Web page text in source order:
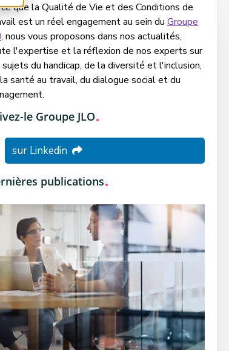
que la Qualité de Vie et des Conditions de
est un réel engagement au sein du Groupe
, nous vous proposons dans nos actualités,
l'expertise et la réflexion de nos experts sur
du handicap, de la diversité et l'inclusion,
santé au travail, du dialogue social et du
le Groupe JLO
sur Linkedin
publications